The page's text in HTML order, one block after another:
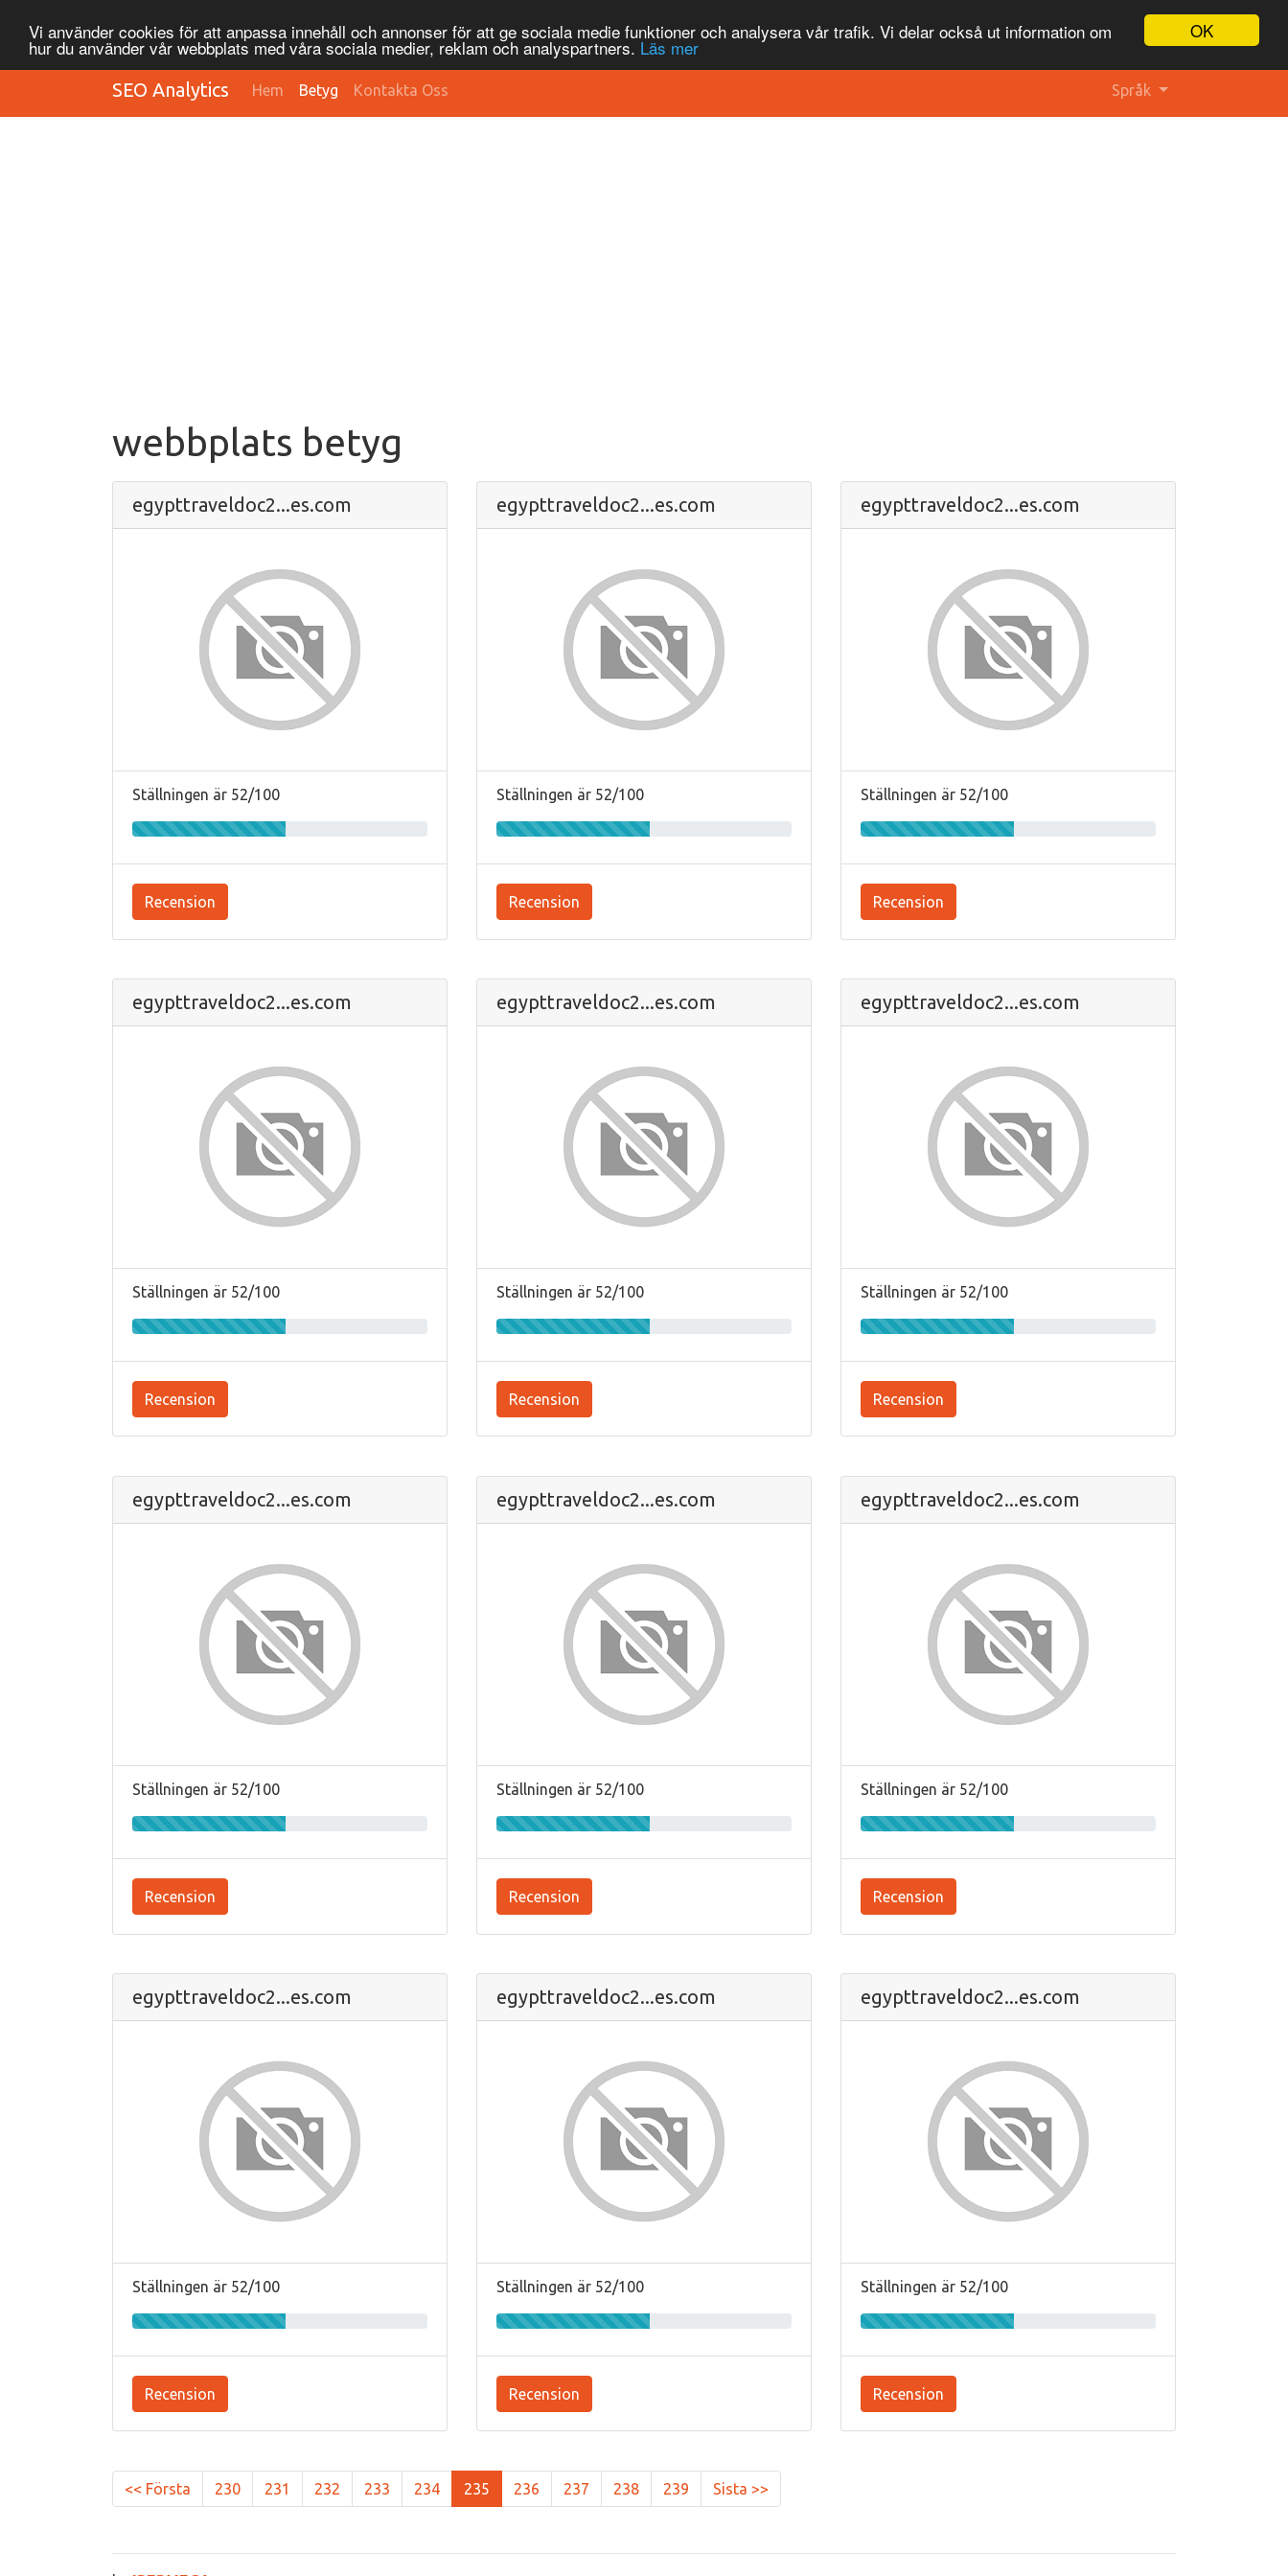
OK
Vi använder cookies för att anpassa innehåll och annonser för att ge sociala medie funktioner och analysera vår trafik. Vi delar också ut information om
hur du använder vår webbplats med våra sociala medier, reklam och analyspartners. Läs mer
SEO Analytics Hem Betyg Kontakta Oss Språk
webbplats betyg
egypttraveldoc2...es.com
Ställningen är 52/100
Recension
egypttraveldoc2...es.com
Ställningen är 52/100
Recension
egypttraveldoc2...es.com
Ställningen är 52/100
Recension
egypttraveldoc2...es.com
Ställningen är 52/100
Recension
egypttraveldoc2...es.com
Ställningen är 52/100
Recension
egypttraveldoc2...es.com
Ställningen är 52/100
Recension
egypttraveldoc2...es.com
Ställningen är 52/100
Recension
egypttraveldoc2...es.com
Ställningen är 52/100
Recension
egypttraveldoc2...es.com
Ställningen är 52/100
Recension
egypttraveldoc2...es.com
Ställningen är 52/100
Recension
egypttraveldoc2...es.com
Ställningen är 52/100
Recension
egypttraveldoc2...es.com
Ställningen är 52/100
Recension
<< Första 230 231 232 233 234 235 236 237 238 239 Sista >>